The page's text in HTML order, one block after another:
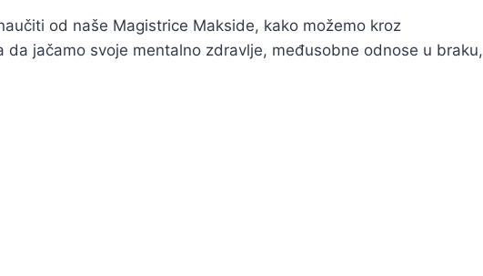
od naše Magistrice Makside, kako možemo kroz
da jačamo svoje mentalno zdravlje, međusobne odnose u braku,